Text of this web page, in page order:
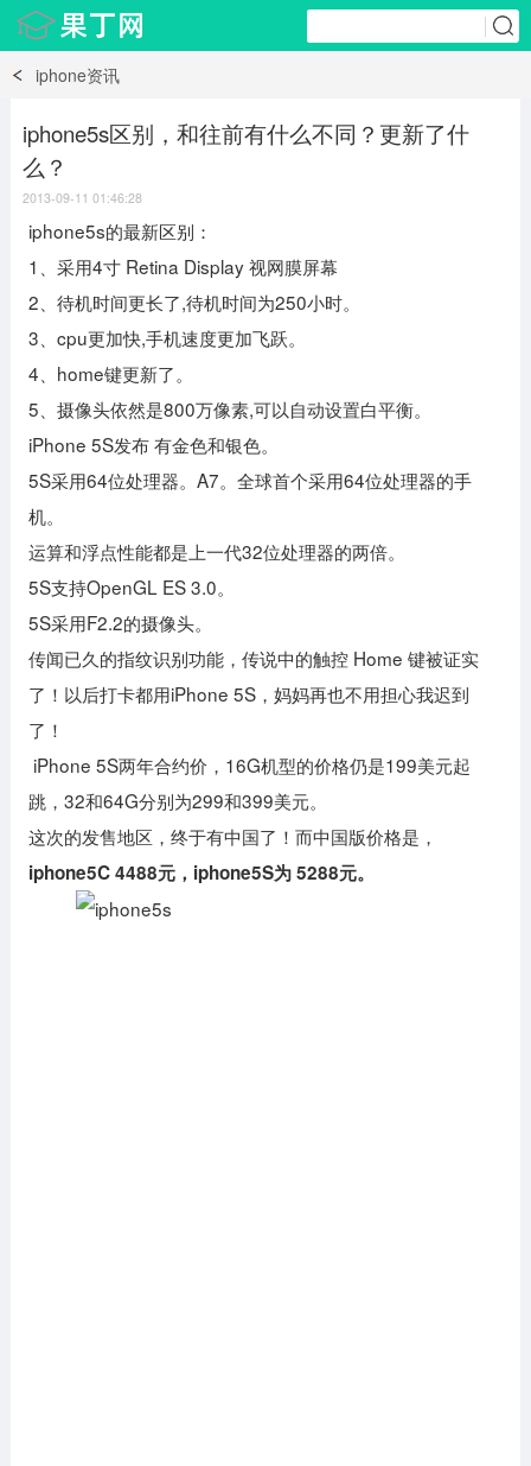
iphone资讯
iphone5s区别，和往前有什么不同？更新了什
么？
2013-09-11 01:46:28
iphone5s的最新区别：
1、采用4寸 Retina Display 视网膜屏幕
2、待机时间更长了,待机时间为250小时。
3、cpu更加快,手机速度更加飞跃。
4、home键更新了。
5、摄像头依然是800万像素,可以自动设置白平衡。
iPhone 5S发布 有金色和银色。
5S采用64位处理器。A7。全球首个采用64位处理器的手
机。
运算和浮点性能都是上一代32位处理器的两倍。
5S支持OpenGL ES 3.0。
5S采用F2.2的摄像头。
传闻已久的指纹识别功能，传说中的触控 Home 键被证实
了！以后打卡都用iPhone 5S，妈妈再也不用担心我迟到
了！
iPhone 5S两年合约价，16G机型的价格仍是199美元起
跳，32和64G分别为299和399美元。
这次的发售地区，终于有中国了！而中国版价格是，
iphone5C 4488元，iphone5S为 5288元。